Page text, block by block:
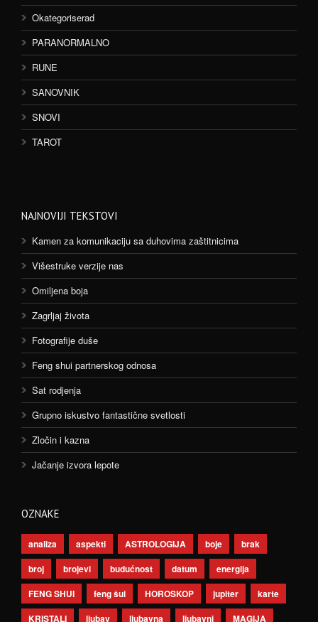
Okategoriserad
PARANORMALNO
RUNE
SANOVNIK
SNOVI
TAROT
NAJNOVIJI TEKSTOVI
Kamen za komunikaciju sa duhovima zaštitnicima
Višestruke verzije nas
Omiljena boja
Zagrljaj života
Fotografije duše
Feng shui partnerskog odnosa
Sat rodjenja
Grupno iskustvo fantastične svetlosti
Zločin i kazna
Jačanje izvora lepote
OZNAKE
analiza aspekti ASTROLOGIJA boje
brak
broj
brojevi budućnost datum
energija
FENG SHUI
feng šui HOROSKOP jupiter
karte
KRISTALI
ljubav ljubavna ljubavni MAGIJA